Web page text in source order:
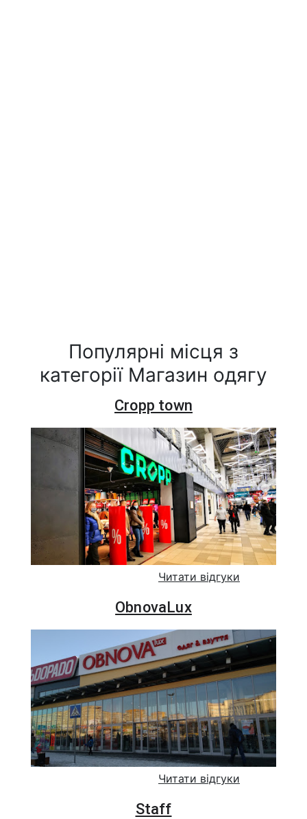
Популярні місця з
категорії Магазин одягу
Cropp town
Читати відгуки
ObnovaLux
Читати відгуки
Staff